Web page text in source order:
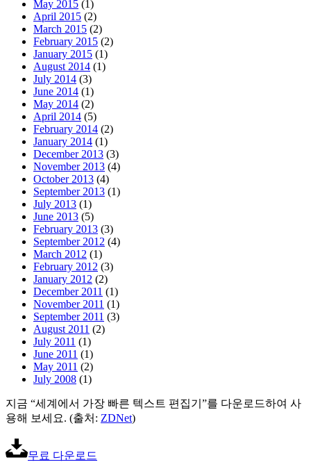
May 2015 (1)
April 2015 (2)
March 2015 (2)
February 2015 (2)
January 2015 (1)
August 2014 (1)
July 2014 (3)
June 2014 (1)
May 2014 (2)
April 2014 (5)
February 2014 (2)
January 2014 (1)
December 2013 (3)
November 2013 (4)
October 2013 (4)
September 2013 (1)
July 2013 (1)
June 2013 (5)
February 2013 (3)
September 2012 (4)
March 2012 (1)
February 2012 (3)
January 2012 (2)
December 2011 (1)
November 2011 (1)
September 2011 (3)
August 2011 (2)
July 2011 (1)
June 2011 (1)
May 2011 (2)
July 2008 (1)
지금 “세계에서 가장 빠른 텍스트 편집기”를 다운로드하여 사
용해 보세요. (출처: ZDNet)
무료 다운로드